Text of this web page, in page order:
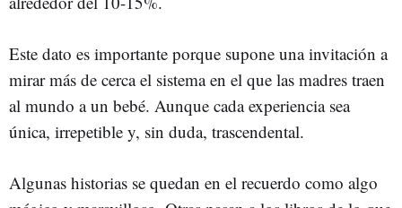
Este dato es importante porque supone una invitación a
mirar más de cerca el sistema en el que las madres traen
al mundo a un bebé. Aunque cada experiencia sea
única, irrepetible y, sin duda, trascendental.
Algunas historias se quedan en el recuerdo como algo